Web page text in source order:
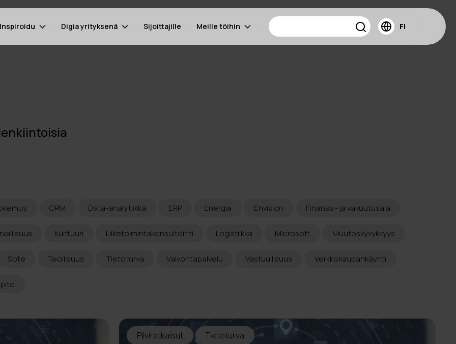
Inspiroidu Digia yrityksenä Sijoittajille Meille töihin FI
CRM Data-analytiikka ERP Energia Envision Finanssi- ja vakuutusala
Kulttuuri Liiketoimintakonsultointi Logistiikka Microsoft Muutoskyvykkyys
Sote Teollisuus Tietoturva Valvontapalvelu Vastuullisuus Verkkokaupankäynti
Pilviratkaisut Tietoturva